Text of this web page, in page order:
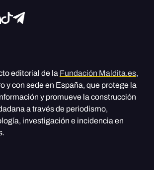
editorial de la Fundación Maldita.es,
y con sede en España, que protege la
y promueve la construcción
a través de periodismo,
investigación e incidencia en